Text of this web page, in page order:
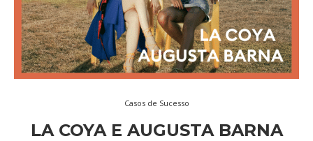
Casos de Sucesso
LA COYA E AUGUSTA BARNA